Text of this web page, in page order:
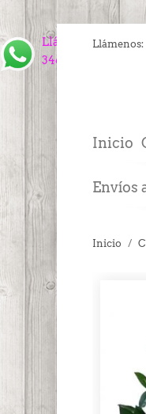
Llámanos
34609843910
Llámenos:
Inicio
Envíos
Inicio